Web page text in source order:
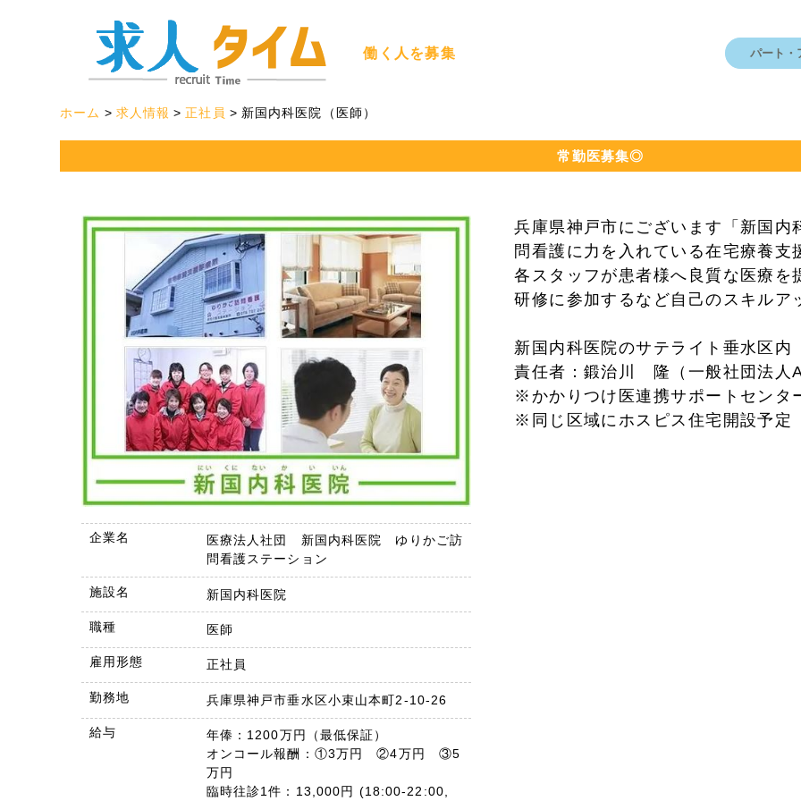
働く人を募集 パート・
ホーム 求人情報 正社員 新国内科医院（医師）
常勤医募集◎
企業名
医療法人社団 新国内科医院 ゆりかご訪
問看護ステーション
施設名 新国内科医院
職種 医師
雇用形態 正社員
勤務地 兵庫県神戸市垂水区小束山本町2-10-26
給与
年俸：1200万円（最低保証）
オンコール報酬：①3万円 ②4万円 ③5
万円
臨時往診1件：13,000円 (18:00-22:00,
兵庫県神戸市にございます「新国
問看護に力を入れている在宅療養支
各スタッフが患者様へ良質な医療
研修に参加するなど自己のスキルア
新国内科医院のサテライト垂水区内
責任者：鍛治川 隆（一般社団法
※かかりつけ医連携サポートセン
※同じ区域にホスピス住宅開設予定